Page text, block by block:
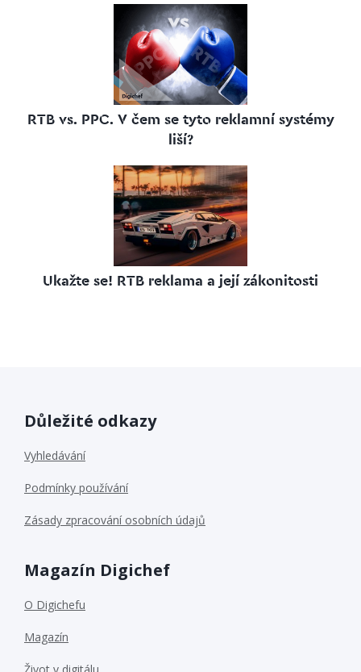
RTB vs. PPC. V čem se tyto reklamní systémy
liší?
Ukažte se! RTB reklama a její zákonitosti
Důležité odkazy
Vyhledávání
Podmínky používání
Zásady zpracování osobních údajů
Magazín Digichef
O Digichefu
Magazín